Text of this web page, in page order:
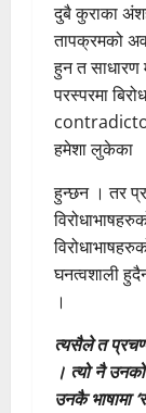
दुबै कुराका
तापक्रमको
हुन त साधारण
परस्परमा
हमेशा लुकेका
हुन्छन । तर
घनत्वशाली
।
त्यसैले त
। त्यो नै
उनकै भाषामा